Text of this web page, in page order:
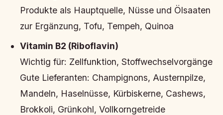
Produkte als Hauptquelle, Nüsse und Ölsaaten
zur Ergänzung, Tofu, Tempeh, Quinoa
Vitamin B2 (Riboflavin)
Wichtig für: Zellfunktion, Stoffwechselvorgänge
Gute Lieferanten: Champignons, Austernpilze,
Mandeln, Haselnüsse, Kürbiskerne, Cashews,
Brokkoli, Grünkohl, Vollkorngetreide